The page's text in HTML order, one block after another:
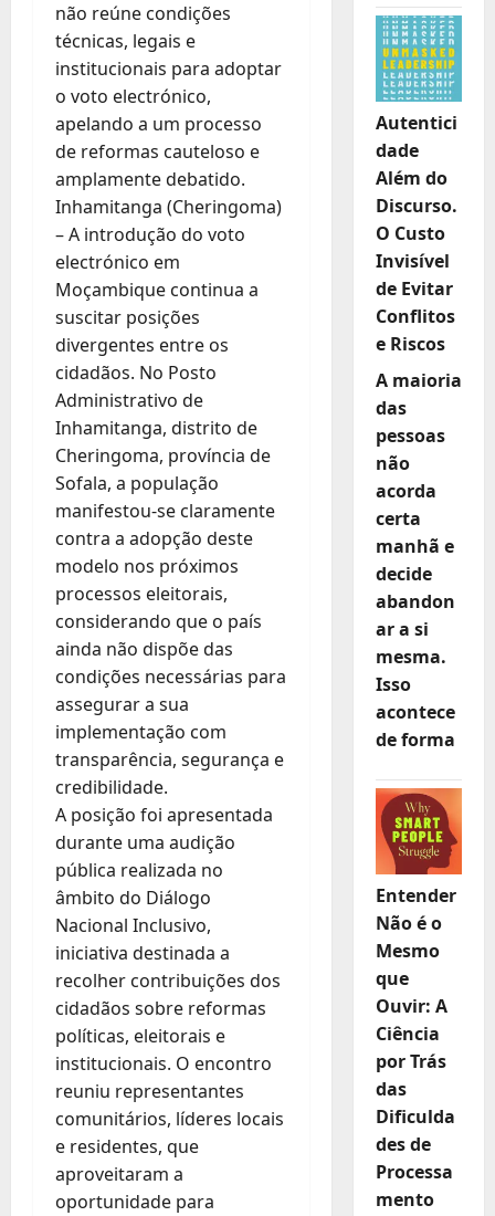
não reúne condições
técnicas, legais e
institucionais para adoptar
o voto electrónico,
apelando a um processo
de reformas cauteloso e
amplamente debatido.
Inhamitanga (Cheringoma)
– A introdução do voto
electrónico em
Moçambique continua a
suscitar posições
divergentes entre os
cidadãos. No Posto
Administrativo de
Inhamitanga, distrito de
Cheringoma, província de
Sofala, a população
manifestou-se claramente
contra a adopção deste
modelo nos próximos
processos eleitorais,
considerando que o país
ainda não dispõe das
condições necessárias para
assegurar a sua
implementação com
transparência, segurança e
credibilidade.
A posição foi apresentada
durante uma audição
pública realizada no
âmbito do Diálogo
Nacional Inclusivo,
iniciativa destinada a
recolher contribuições dos
cidadãos sobre reformas
políticas, eleitorais e
institucionais. O encontro
reuniu representantes
comunitários, líderes locais
e residentes, que
aproveitaram a
oportunidade para
Autentici
dade
Além do
Discurso.
O Custo
Invisível
de Evitar
Conflitos
e Riscos
A maioria
das
pessoas
não
acorda
certa
manhã e
decide
abandon
ar a si
mesma.
Isso
acontece
de forma
Entender
Não é o
Mesmo
que
Ouvir: A
Ciência
por Trás
das
Dificulda
des de
Processa
mento